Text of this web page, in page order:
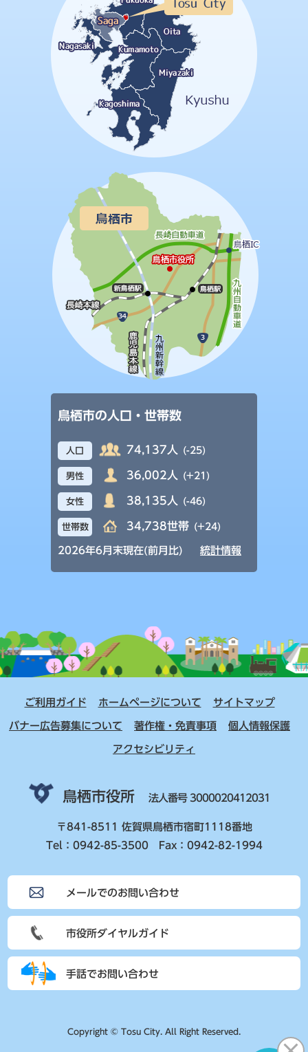
鳥栖市の人口・世帯数
人口 74,137人 (-25)
男性 36,002人 (+21)
女性 38,135人 (-46)
世帯数 34,738世帯 (+24)
2026年6月末現在(前月比) 統計情報
ご利用ガイド ホームページについて サイトマップ
バナー広告募集について 著作権・免責事項 個人情報保護
アクセシビリティ
鳥栖市役所 法人番号 3000020412031
〒841-8511 佐賀県鳥栖市宿町1118番地
Tel：0942-85-3500 Fax：0942-82-1994
メールでのお問い合わせ
市役所ダイヤルガイド
手話でお問い合わせ
Copyright © Tosu City. All Right Reserved.